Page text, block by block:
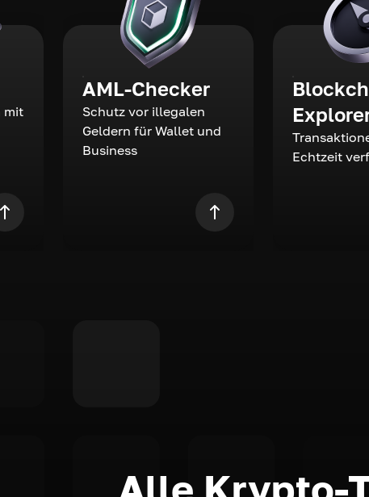
mit
AML-Checker
Schutz vor illegalen
Geldern für Wallet und
Business
Echtzeit